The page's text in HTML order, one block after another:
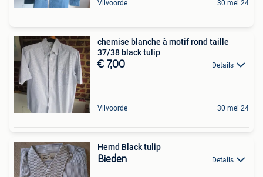
Vilvoorde 30 mei 24
chemise blanche à motif rond taille
37/38 black tulip
€ 7,00 Details
Vilvoorde 30 mei 24
Hemd Black tulip
Bieden Details